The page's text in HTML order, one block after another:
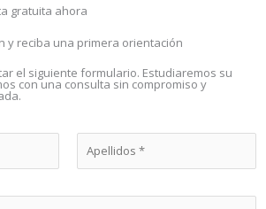
gratuita ahora
y reciba una primera orientación
el siguiente formulario. Estudiaremos su
con una consulta sin compromiso y